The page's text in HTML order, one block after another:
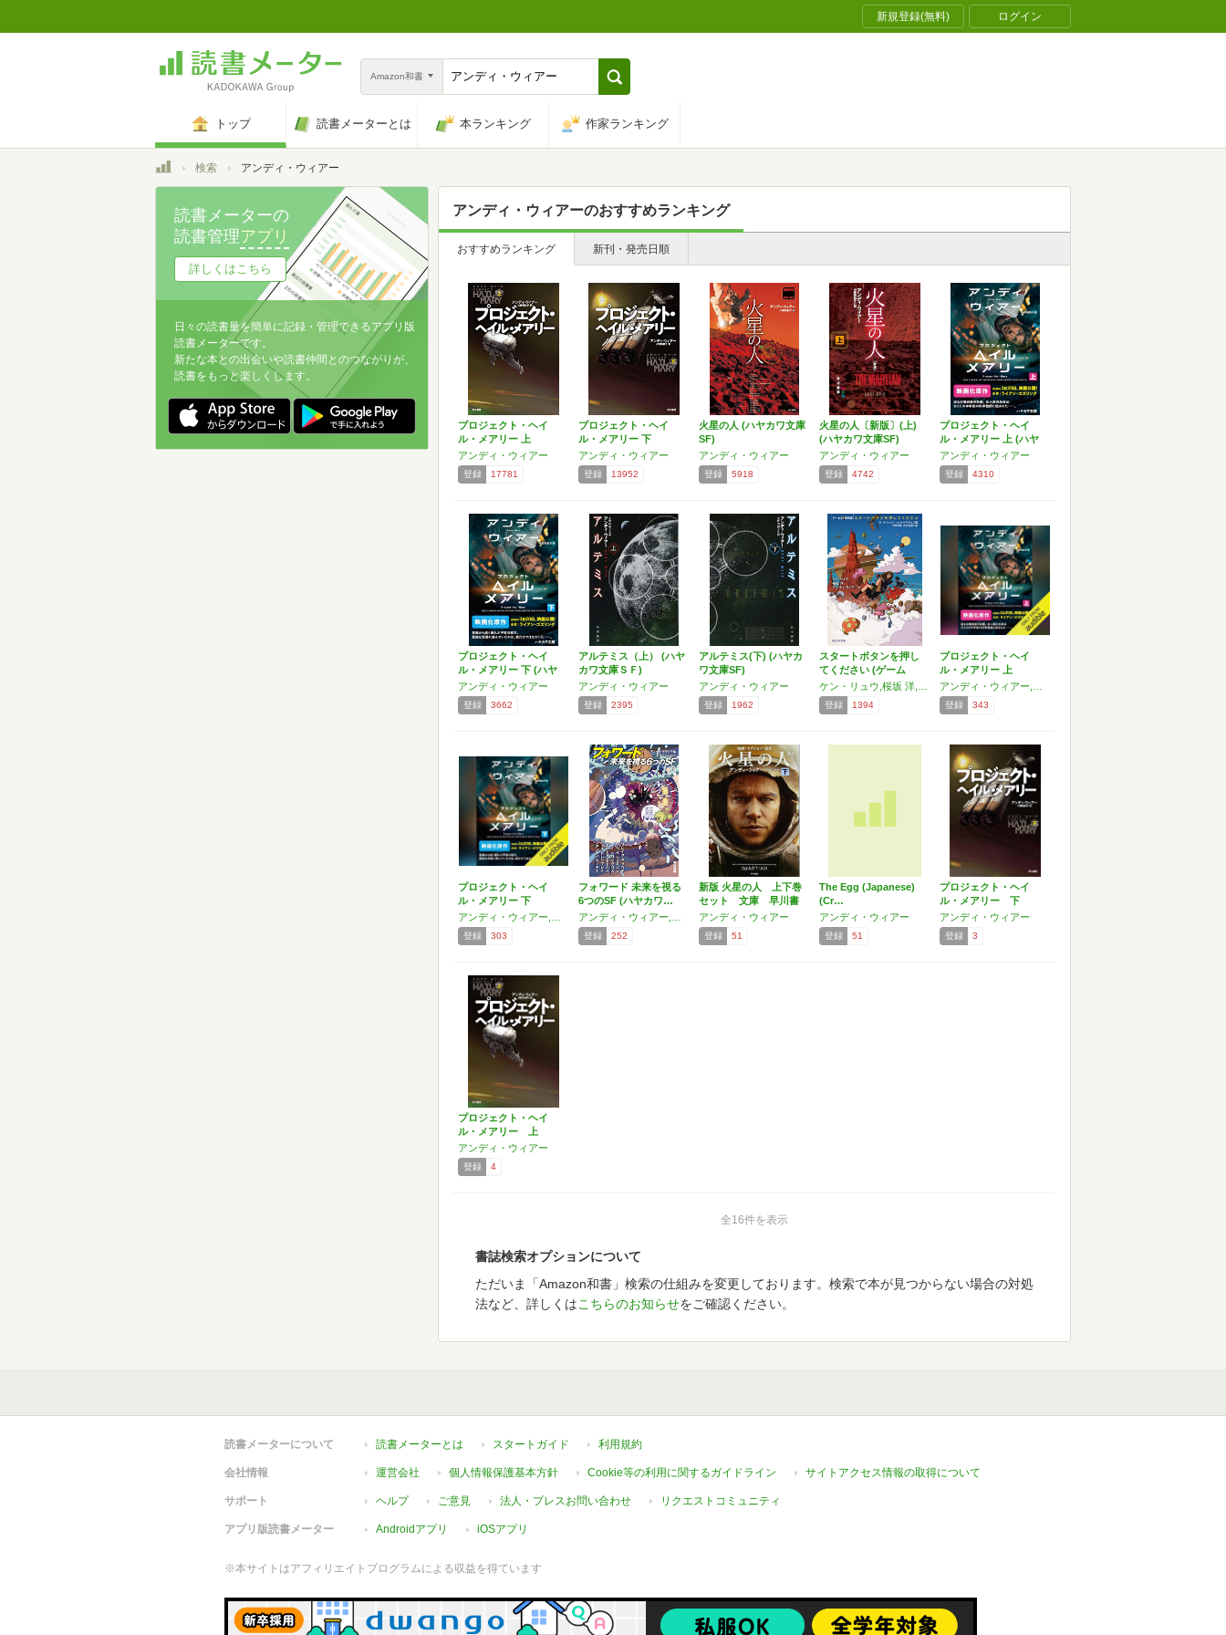
新規登録(無料) ログイン
Amazon和書
トップ 読書メーターとは 本ランキング 作家ランキング
トップ検索 アンディ・ウィアー
アンディ・ウィアーのおすすめランキング
おすすめランキング 新刊・発売日順
プロジェクト・ヘイ
ル・メアリー 上
アンディ・ウィアー
登録 17781
プロジェクト・ヘイ
ル・メアリー 下
アンディ・ウィアー
登録 13952
火星の人 (ハヤカワ文庫
SF)
アンディ・ウィアー
登録 5918
火星の人〔新版〕(上)
(ハヤカワ文庫SF)
アンディ・ウィアー
登録 4742
プロジェクト・ヘイ
ル・メアリー 上 (ハヤ
カ…
アンディ・ウィアー
登録 4310
プロジェクト・ヘイ
ル・メアリー 下 (ハヤ
カ…
アンディ・ウィアー
登録 3662
アルテミス（上） (ハヤ
カワ文庫ＳＦ)
アンディ・ウィアー
登録 2395
アルテミス(下) (ハヤカ
ワ文庫SF)
アンディ・ウィアー
登録 1962
スタートボタンを押し
てください (ゲーム
SF…
登録 1394
プロジェクト・ヘイ
ル・メアリー 上
登録 343
プロジェクト・ヘイ
ル・メアリー 下
登録 303
フォワード 未来を視る
6つのSF (ハヤカワ…
登録 252
新版 火星の人 上下巻
セット 文庫 早川書
房
アンディ・ウィアー
登録 51
The Egg (Japanese)
(Cr…
アンディ・ウィアー
登録 51
プロジェクト・ヘイ
ル・メアリー 下
アンディ・ウィアー
登録 3
プロジェクト・ヘイ
ル・メアリー 上
アンディ・ウィアー
登録 4
全16件を表示
書誌検索オプションについて
ただいま「Amazon和書」検索の仕組みを変更しております。検索で本が見つからない場合の対処
法など、詳しくはこちらのお知らせをご確認ください。
読書メーターの
読書管理アプリ
詳しくはこちら
日々の読書量を簡単に記録・管理できるアプリ版
読書メーターです。
新たな本との出会いや読書仲間とのつながりが、
読書をもっと楽しくします。
読書メーターについて 読書メーターとは スタートガイド 利用規約
会社情報 運営会社 個人情報保護基本方針 Cookie等の利用に関するガイドライン サイトアクセス情報の取得について
サポート ヘルプ ご意見 法人・プレスお問い合わせ リクエストコミュニティ
アプリ版読書メーター Androidアプリ iOSアプリ
※本サイトはアフィリエイトプログラムによる収益を得ています